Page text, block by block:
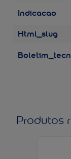
Indicacao
Html_slug
Produtos